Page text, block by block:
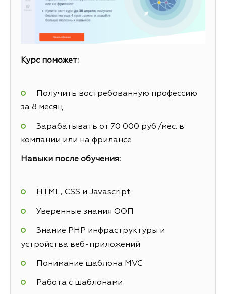
Курс поможет:
Получить востребованную профессию
за 8 месяц
Зарабатывать от 70 000 руб./мес. в
компании или на фрилансе
Навыки после обучения:
HTML, CSS и Javascript
Уверенные знания ООП
Знание PHP инфраструктуры и
устройства веб-приложений
Понимание шаблона MVC
Работа с шаблонами